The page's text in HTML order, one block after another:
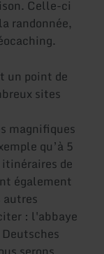
Celle-ci
randonnée,
un point de
sites
magnifiques
qu’à 5
de
également
: l'abbaye